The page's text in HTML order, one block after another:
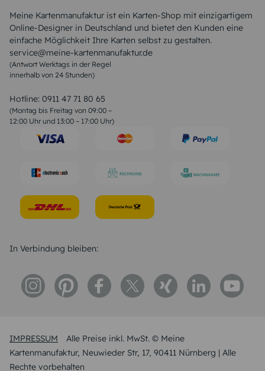
Meine Kartenmanufaktur ist ein Karten-Shop mit einzigartigem
Online-Designer in Deutschland und bietet den Kunden eine
einfache Möglichkeit Ihre Karten selbst zu gestalten.
service@meine-kartenmanufaktur.de
(Antwort Werktags in der Regel
innerhalb von 24 Stunden)
Hotline: 0911 47 71 80 65
(Montag bis Freitag von 09:00 –
12:00 Uhr und 13:00 – 17:00 Uhr)
FAQ
Liebeskummer Sprüche
Sommer Sprüche
Muttertagssprüche
Sprüche zur Hochzeit
Sprüche zur Konfirmation & Kommunion
Weihnachtsgedichte
Liebessprüche
Geburtstagssprüche
Trauersprüche
Konfirmation Glückwünsche
IMPRESSUM
Alle Preise inkl. MwSt. © Meine
Kartenmanufaktur, Neuwieder Str, 17, 90411 Nürnberg | Alle
Rechte vorbehalten
In Verbindung bleiben: